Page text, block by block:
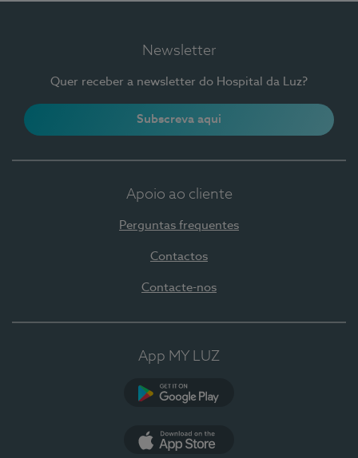
Newsletter
Quer receber a newsletter do Hospital da Luz?
Subscreva aqui
Apoio ao cliente
Perguntas frequentes
Contactos
Contacte-nos
App MY LUZ